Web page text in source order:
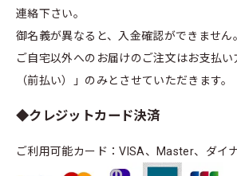
連絡下さい。
御名義が異なると、入金確認ができません
ご自宅以外へのお届けのご注文はお支払
（前払い）」のみとさせていただきます。
◆クレジットカード決済
ご利用可能カード：VISA、Master、ダイ